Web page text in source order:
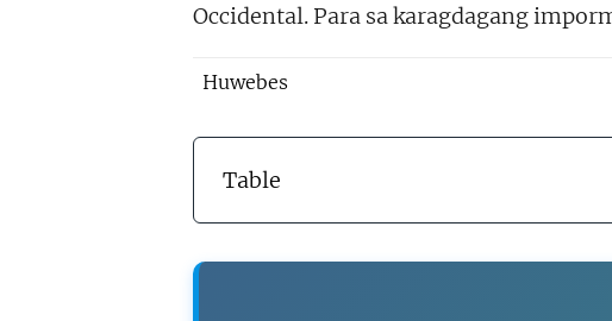
Occidental. Para sa karagdagang
Huwebes
Table